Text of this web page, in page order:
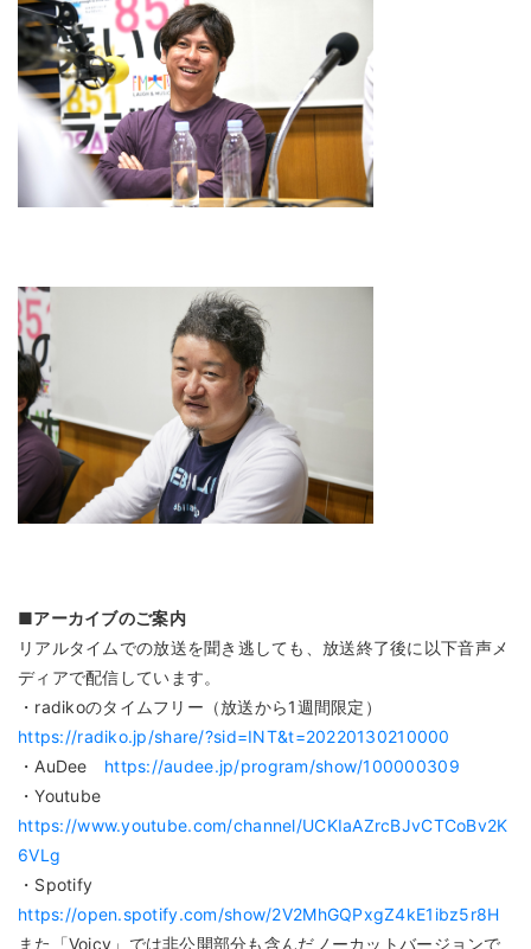
■アーカイブのご案内
リアルタイムでの放送を聞き逃しても、放送終了後に以下音声メ
ディアで配信しています。
・radikoのタイムフリー（放送から1週間限定）
https://radiko.jp/share/?sid=INT&t=20220130210000
・AuDee https://audee.jp/program/show/100000309
・Youtube
https://www.youtube.com/channel/UCKIaAZrcBJvCTCoBv2K
6VLg
・Spotify
https://open.spotify.com/show/2V2MhGQPxgZ4kE1ibz5r8H
また「Voicy」では非公開部分も含んだノーカットバージョンで